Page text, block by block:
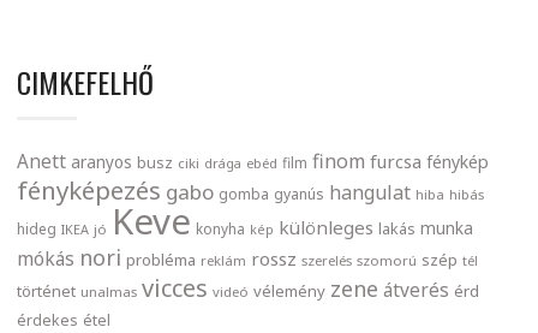
CIMKEFELHŐ
Anett aranyos busz ciki drága ebéd film finom furcsa fénykép
fényképezés gabo gomba gyanús hangulat hiba hibás
hideg IKEA jó Keve konyha kép különleges lakás munka
mókás nori probléma reklám rossz szerelés szomorú szép tél
történet unalmas vicces videó vélemény zene átverés érd
érdekes étel